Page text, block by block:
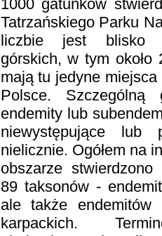
1000 gatunków
Tatrzańskiego Parku
liczbie jest blisko
górskich, w tym około
mają tu jedyne
Polsce. Szczególną
endemity lub
niewystępujące lub
nielicznie. Ogółem na
obszarze stwierdzono
89 taksonów -
ale także endemitów
karpackich.